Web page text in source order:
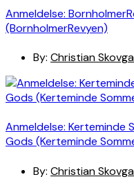
Anmeldelse:
(BornholmerRevyen)
By: Christian
Anmeldelse: Kerteminde
Gods (Kerteminde
By: Christian